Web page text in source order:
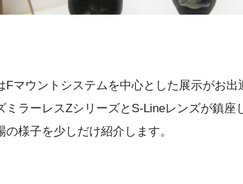
Fマウントシステムを中心とした展示がお出
ミラーレスZシリーズとS-Lineレンズが鎮
の様子を少しだけ紹介します。